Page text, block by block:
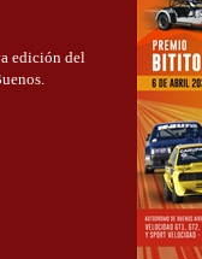
edición del